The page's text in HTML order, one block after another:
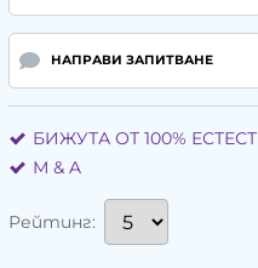
НАПРАВИ ЗАПИТВАНЕ
БИЖУТА ОТ 100%
М & A
Рейтинг: